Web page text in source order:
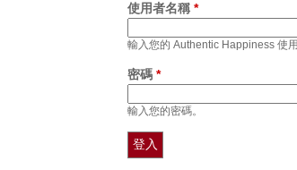
使用者名稱 *
輸入您的 Authentic Happiness 使
密碼 *
輸入您的密碼。